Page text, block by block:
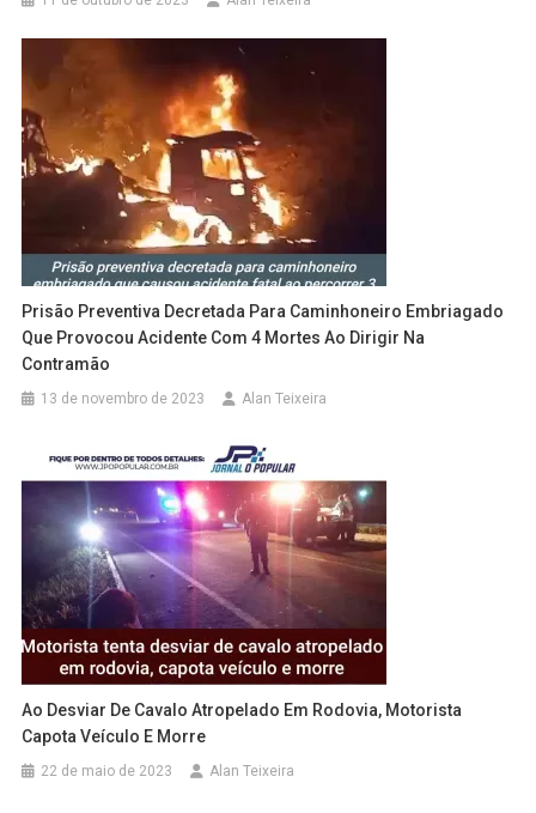
Prisão Preventiva Decretada Para Caminhoneiro Embriagado
Que Provocou Acidente Com 4 Mortes Ao Dirigir Na
Contramão
13 de novembro de 2023 Alan Teixeira
Ao Desviar De Cavalo Atropelado Em Rodovia, Motorista
Capota Veículo E Morre
22 de maio de 2023 Alan Teixeira